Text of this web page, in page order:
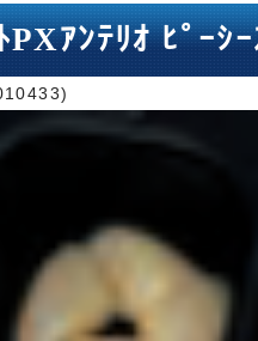
PXｱﾝﾃﾘｵ ﾋﾟｰｼ